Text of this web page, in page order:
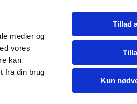
medier og
vores
kan
fra din brug
Tillad
Kun
Tlf. 59 65 08 33